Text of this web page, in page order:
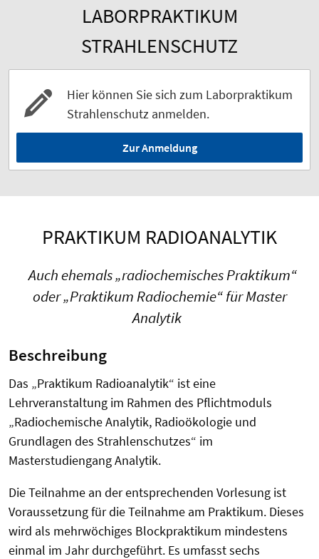
LABORPRAKTIKUM
STRAHLENSCHUTZ
Hier können Sie sich zum Laborpraktikum
Strahlenschutz anmelden.
Zur Anmeldung
PRAKTIKUM RADIOANALYTIK
Auch ehemals „radiochemisches Praktikum“
oder „Praktikum Radiochemie“ für Master
Analytik
Beschreibung
Das „Praktikum Radioanalytik“ ist eine
Lehrveranstaltung im Rahmen des Pflichtmoduls
„Radiochemische Analytik, Radioökologie und
Grundlagen des Strahlenschutzes“ im
Masterstudiengang Analytik.
Die Teilnahme an der entsprechenden Vorlesung ist
Voraussetzung für die Teilnahme am Praktikum. Dieses
wird als mehrwöchiges Blockpraktikum mindestens
einmal im Jahr durchgeführt. Es umfasst sechs